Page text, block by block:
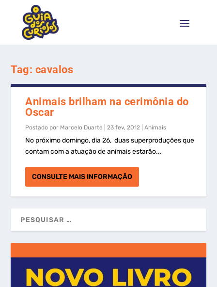
Tag: cavalos
Animais brilham na cerimônia do
Oscar
Postado por Marcelo Duarte |23 fev, 2012 |Animais
No próximo domingo, dia 26, duas superproduções que
contam com a atuação de animais estarão...
CONSULTE MAIS INFORMAÇÃO